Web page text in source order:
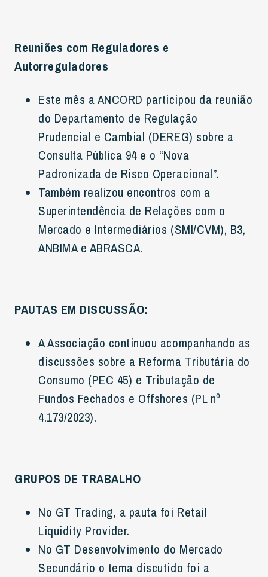
Reuniões com Reguladores e
Autorreguladores
Este mês a ANCORD participou da reunião
do Departamento de Regulação
Prudencial e Cambial (DEREG) sobre a
Consulta Pública 94 e o “Nova
Padronizada de Risco Operacional”.
Também realizou encontros com a
Superintendência de Relações com o
Mercado e Intermediários (SMI/CVM), B3,
ANBIMA e ABRASCA.
PAUTAS EM DISCUSSÃO:
A Associação continuou acompanhando as
discussões sobre a Reforma Tributária do
Consumo (PEC 45) e Tributação de
Fundos Fechados e Offshores (PL nº
4.173/2023).
GRUPOS DE TRABALHO
No GT Trading, a pauta foi Retail
Liquidity Provider.
No GT Desenvolvimento do Mercado
Secundário o tema discutido foi a